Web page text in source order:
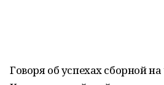
Говоря об успехах сборной